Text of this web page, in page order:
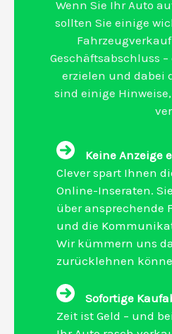
Wenn Sie Ihr Auto
sollten Sie einige
Geschäftsabschluss
erzielen und dabei
sind einige
Keine Anzeige
Clever spart Ihnen
Online-Inseraten.
über ansprechende
und die
Wir kümmern uns
zurücklehnen
Sofortige
Zeit ist Geld – und